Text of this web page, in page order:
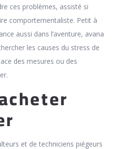
ces problèmes, assisté si
comportementaliste. Petit à
aussi dans l’aventure, avana
les causes du stress de
des mesures ou des
et de techniciens piégeurs